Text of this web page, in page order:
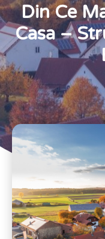
Din Ce
Casa –